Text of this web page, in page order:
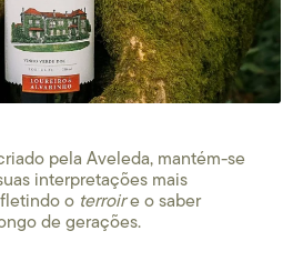
pela Aveleda, mantém-se
interpretações mais
o terroire o saber
de gerações.